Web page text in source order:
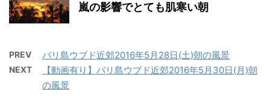
嵐の影響でとても肌寒い朝
PREV バリ島ウブド近郊2016年5月28日(土)朝の風景
NEXT
【動画有り】バリ島ウブド近郊2016年5月30日(月)朝
の風景